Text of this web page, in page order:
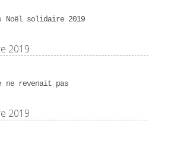
Noël solidaire 2019
2019
ne revenait pas
2019